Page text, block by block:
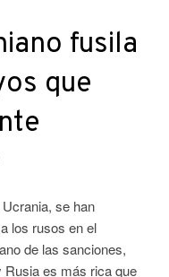
fusila
que
se han
los rusos en el
de las sanciones,
Rusia es más rica que